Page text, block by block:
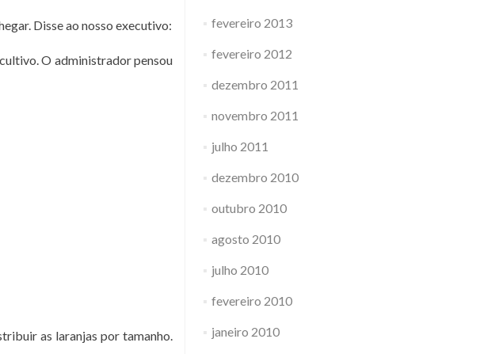
Disse ao nosso executivo:
O administrador pensou
as laranjas por tamanho.
fevereiro 2013
fevereiro 2012
dezembro 2011
novembro 2011
julho 2011
dezembro 2010
outubro 2010
agosto 2010
julho 2010
fevereiro 2010
janeiro 2010